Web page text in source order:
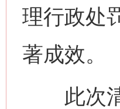
理行政处
著成效。
此次清